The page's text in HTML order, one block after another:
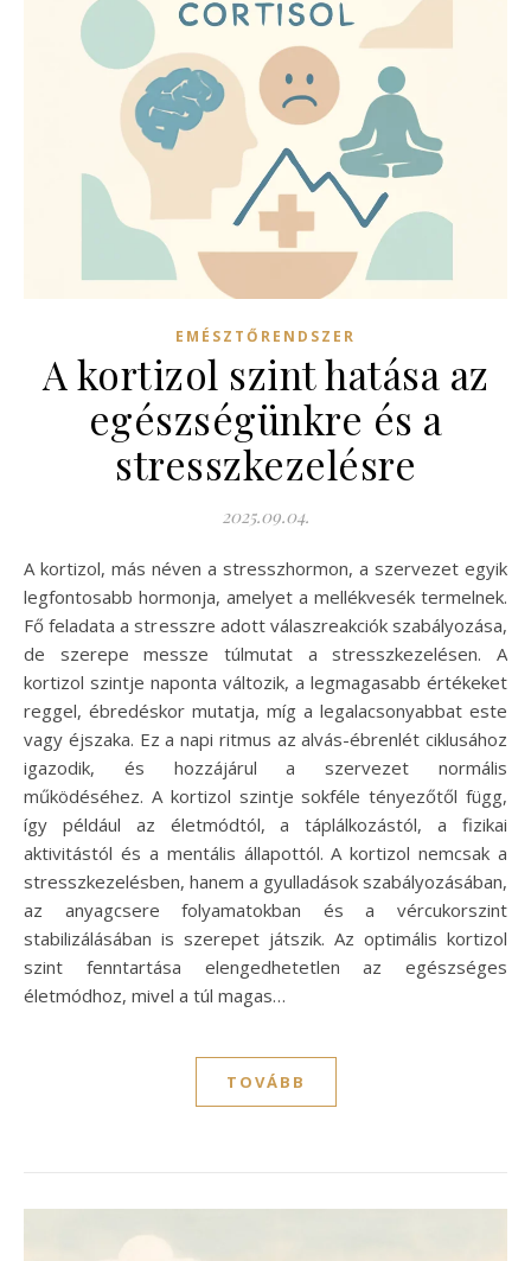
EMÉSZTŐRENDSZER
A kortizol szint hatása az
egészségünkre és a
stresszkezelésre
2025.09.04.
A kortizol, más néven a stresszhormon, a szervezet egyik
legfontosabb hormonja, amelyet a mellékvesék termelnek.
Fő feladata a stresszre adott válaszreakciók szabályozása,
de szerepe messze túlmutat a stresszkezelésen. A
kortizol szintje naponta változik, a legmagasabb értékeket
reggel, ébredéskor mutatja, míg a legalacsonyabbat este
vagy éjszaka. Ez a napi ritmus az alvás-ébrenlét ciklusához
igazodik, és hozzájárul a szervezet normális
működéséhez. A kortizol szintje sokféle tényezőtől függ,
így például az életmódtól, a táplálkozástól, a fizikai
aktivitástól és a mentális állapottól. A kortizol nemcsak a
stresszkezelésben, hanem a gyulladások szabályozásában,
az anyagcsere folyamatokban és a vércukorszint
stabilizálásában is szerepet játszik. Az optimális kortizol
szint fenntartása elengedhetetlen az egészséges
életmódhoz, mivel a túl magas…
TOVÁBB